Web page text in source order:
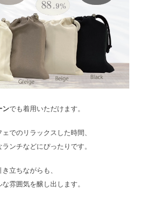
ンでも着用いただけます。
でのリラックスした時間、
ンチなどにぴったりです。
立ちながらも、
雰囲気を醸し出します。